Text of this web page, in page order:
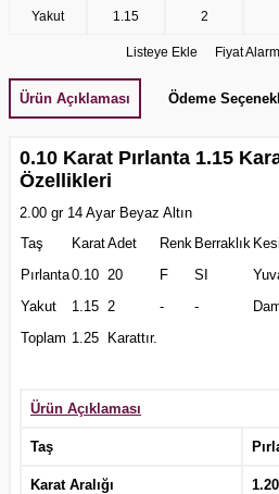
Yakut 1.15 2
Listeye Ekle Fiyat
Ürün Açıklaması Ödeme
0.10 Karat Pırlanta 1.15
Özellikleri
2.00 gr 14 Ayar Beyaz Altın
Taş
KaratAdet Renk Berraklık
Pırlanta0.10 20 F SI
Yakut
1.15 2 - -
Toplam 1.25 Karattır.
Ürün Açıklaması
Taş
Karat Aralığı